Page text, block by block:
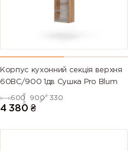
Корпус кухонний секцiя верхня
60ВС/900 1дв Сушка Pro Blum
600 900 330
4 380 ₴